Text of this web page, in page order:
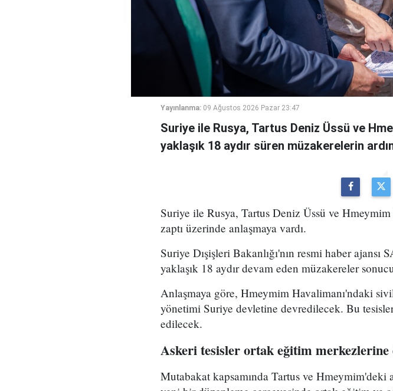
Yayınlanma: 09 Ağustos 2026 Pazar 23:47
Suriye ile Rusya, Tartus Deniz Üssü ve
yaklaşık 18 aydır süren müzakerelerin
Suriye ile Rusya, Tartus Deniz Üssü ve
zaptı üzerinde anlaşmaya vardı.
Suriye Dışişleri Bakanlığı'nın resmi haber ajansı
yaklaşık 18 aydır devam eden müzakereler
Anlaşmaya göre, Hmeymim Havalimanı'ndaki
yönetimi Suriye devletine devredilecek. Bu
edilecek.
Askeri tesisler ortak eğitim merkezlerine
Mutabakat kapsamında Tartus ve Hmeymim'deki